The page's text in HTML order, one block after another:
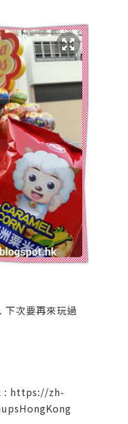
下次要再來玩過
: https://zh-